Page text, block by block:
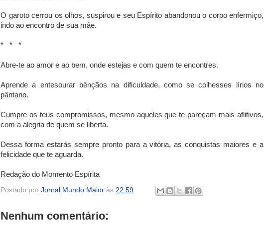
O garoto cerrou os olhos, suspirou e seu Espírito abandonou o corpo enfermiço,
indo ao encontro de sua mãe.
* * *
Abre-te ao amor e ao bem, onde estejas e com quem te encontres.
Aprende a entesourar bênçãos na dificuldade, como se colhesses lírios no
pântano.
Cumpre os teus compromissos, mesmo aqueles que te pareçam mais aflitivos,
com a alegria de quem se liberta.
Dessa forma estarás sempre pronto para a vitória, as conquistas maiores e a
felicidade que te aguarda.
Redação do Momento Espírita
Postado por Jornal Mundo Maior às 22:59
Nenhum comentário: